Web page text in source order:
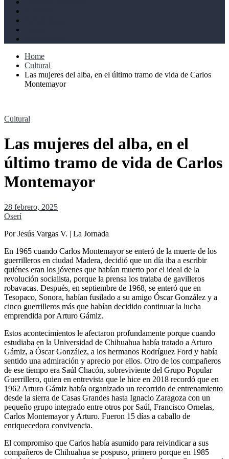
Home
Cultural
Las mujeres del alba, en el último tramo de vida de Carlos
Montemayor
Cultural
Las mujeres del alba, en el
último tramo de vida de Carlos
Montemayor
28 febrero, 2025
Oserí
Por Jesús Vargas V. | La Jornada
En 1965 cuando Carlos Montemayor se enteró de la muerte de los
guerrilleros en ciudad Madera, decidió que un día iba a escribir
quiénes eran los jóvenes que habían muerto por el ideal de la
revolución socialista, porque la prensa los trataba de gavilleros
robavacas. Después, en septiembre de 1968, se enteró que en
Tesopaco, Sonora, habían fusilado a su amigo Óscar González y a
cinco guerrilleros más que habían decidido continuar la lucha
emprendida por Arturo Gámiz.
Estos acontecimientos le afectaron profundamente porque cuando
estudiaba en la Universidad de Chihuahua había tratado a Arturo
Gámiz, a Óscar González, a los hermanos Rodríguez Ford y había
sentido una admiración y aprecio por ellos. Otro de los compañeros
de ese tiempo era Saúl Chacón, sobreviviente del Grupo Popular
Guerrillero, quien en entrevista que le hice en 2018 recordó que en
1962 Arturo Gámiz había organizado un recorrido de entrenamiento
desde la sierra de Casas Grandes hasta Ignacio Zaragoza con un
pequeño grupo integrado entre otros por Saúl, Francisco Ornelas,
Carlos Montemayor y Arturo. Fueron 15 días a caballo de
enriquecedora convivencia.
El compromiso que Carlos había asumido para reivindicar a sus
compañeros de Chihuahua se pospuso, primero porque en 1985